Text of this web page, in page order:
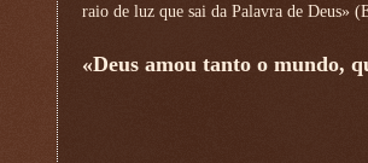
raio de luz que sai da Palavra de Deus»
«Deus amou tanto o mundo,